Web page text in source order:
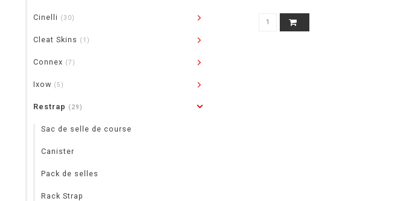
Cinelli (30)
Cleat Skins (1)
Connex (7)
Ixow (5)
Restrap (29)
Sac de selle de course
Canister
Pack de selles
Rack Strap